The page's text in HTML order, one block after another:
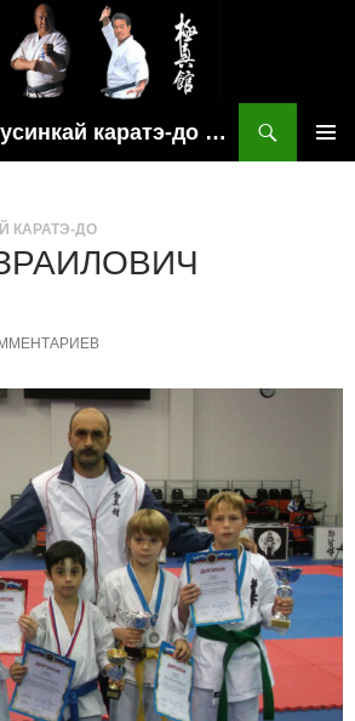
Федерация киокусинкай каратэ-до рязанской области
КАРАТЭ-ДО